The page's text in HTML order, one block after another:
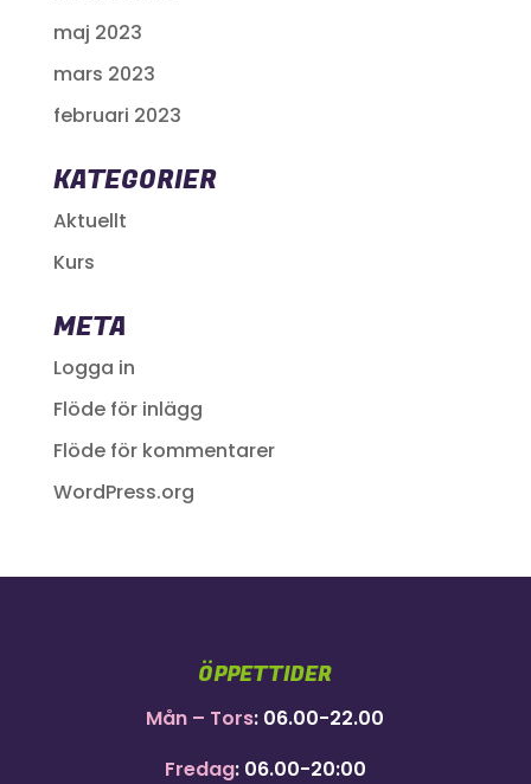
maj 2023
mars 2023
februari 2023
KATEGORIER
Aktuellt
Kurs
META
Logga in
Flöde för inlägg
Flöde för kommentarer
WordPress.org
ÖPPETTIDER
Mån – Tors: 06.00-22.00
Fredag: 06.00-20:00